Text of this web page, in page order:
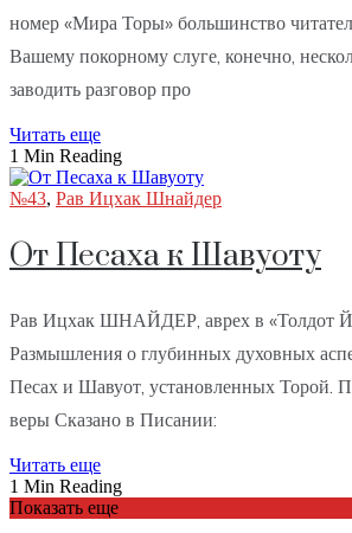
номер «Мира Торы» большинство
Вашему покорному слуге, конечно,
заводить разговор про
Читать еще
1 Min Reading
№43, Рав Ицхак Шнайдер
От Песаха к Шавуоту
Рав Ицхак ШНАЙДЕР, аврех в «Толдот
Размышления о глубинных духовных
Песах и Шавуот, установленных Торой.
веры Сказано в Писании:
Читать еще
1 Min Reading
Показать еще